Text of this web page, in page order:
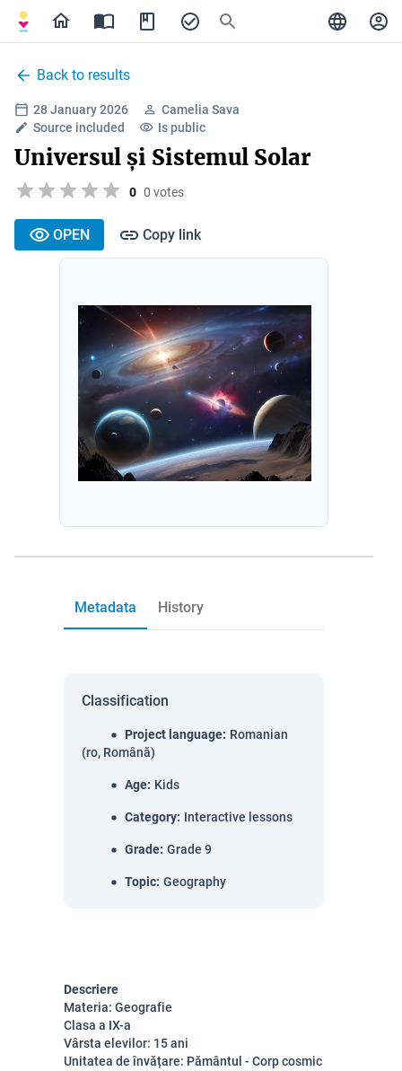
Back to results
28 January 2026
Camelia Sava
Source included
Is public
Universul și Sistemul Solar
0 0 votes
OPEN Copy link
Metadata History
Classification
Project language: Romanian
(ro, Română)
Age: Kids
Category: Interactive lessons
Grade: Grade 9
Topic: Geography
Descriere
Materia: Geografie
Clasa a IX-a
Vârsta elevilor: 15 ani
Unitatea de învățare: Pământul - Corp cosmic